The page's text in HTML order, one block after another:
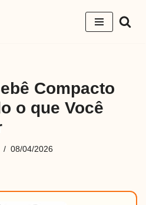
Compacto
o que Você
08/04/2026